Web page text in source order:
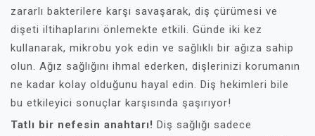
zararlı bakterilere karşı savaşarak, diş çürümesi ve
dişeti iltihaplarını önlemekte etkili. Günde iki kez
kullanarak, mikrobu yok edin ve sağlıklı bir ağıza sahip
olun. Ağız sağlığını ihmal ederken, dişlerinizi korumanın
ne kadar kolay olduğunu hayal edin. Diş hekimleri bile
bu etkileyici sonuçlar karşısında şaşırıyor!
Tatlı bir nefesin anahtarı! Diş sağlığı sadece